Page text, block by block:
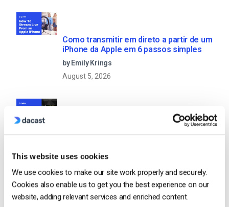
This website uses cookies
We use cookies to make our site work properly and securely.
Cookies also enable us to get you the best experience on our
website, adding relevant services and enriched content.
Como transmitir em direto a partir de um
iPhone da Apple em 6 passos simples
by Emily Krings
August 5, 2026
OTT Full Form – O Presente e o Futuro
do Streaming Media